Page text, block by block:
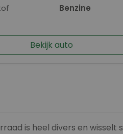
Benzine
Bekijk auto
is heel divers en wisselt